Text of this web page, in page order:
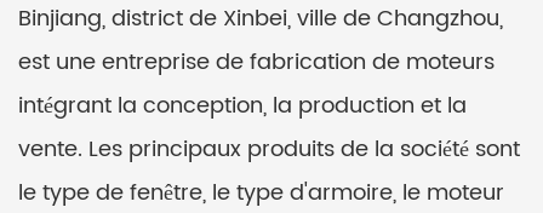
Binjiang, district de Xinbei, ville de Changzhou,
est une entreprise de fabrication de moteurs
intégrant la conception, la production et la
vente. Les principaux produits de la société sont
le type de fenêtre, le type d'armoire, le moteur